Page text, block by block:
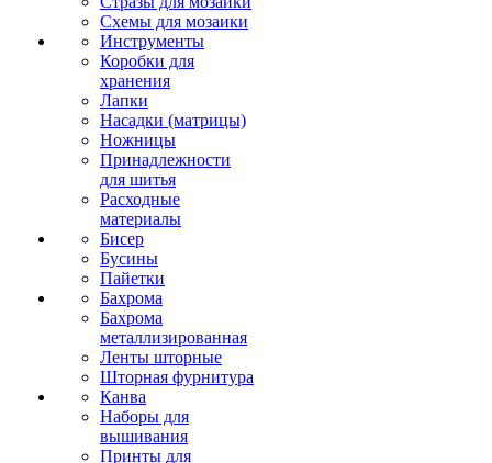
Схемы для мозаики
Инструменты
Коробки для
хранения
Лапки
Насадки (матрицы)
Ножницы
Принадлежности
для шитья
Расходные
материалы
Бисер
Бусины
Пайетки
Бахрома
Бахрома
металлизированная
Ленты шторные
Шторная фурнитура
Канва
Наборы для
вышивания
Принты для